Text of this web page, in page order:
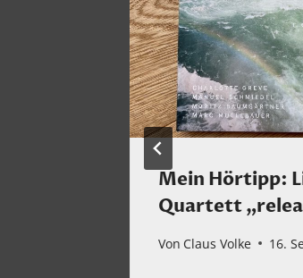
Mein Hörtipp:
Quartett
Von Claus Volke 16.